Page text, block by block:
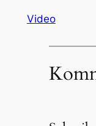
Video